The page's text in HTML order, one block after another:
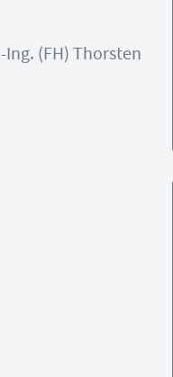
Ing. (FH) Thorsten